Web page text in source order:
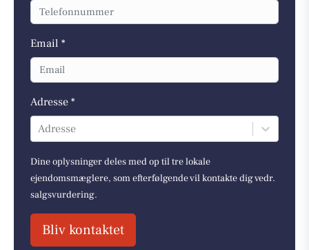
Email *
Adresse *
Adresse
Dine oplysninger deles med op til tre lokale
ejendomsmæglere, som efterfølgende vil kontakte dig vedr.
salgsvurdering.
Bliv kontaktet